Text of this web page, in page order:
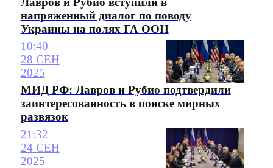
напряженный диалог по поводу
Украины на полях ГА ООН
10:40
28 СЕН
2025
МИД РФ: Лавров и Рубио подтвердили
заинтересованность в поиске мирных
развязок
21:32
24 СЕН
2025